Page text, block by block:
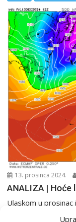
13. prosinca 2024.
ANALIZA | Hoće
Ulaskom u
emitiranjima